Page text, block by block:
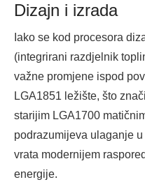
Dizajn i izrada
Iako se kod procesora
(integrirani razdjelnik
važne promjene ispod
LGA1851 ležište, što
starijim LGA1700
podrazumijeva ulaganje
vrata modernijem
energije.